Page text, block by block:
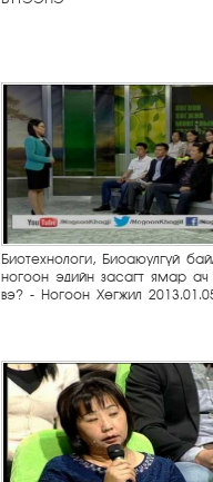
Биотехнологи, Биоаюулгүй
ногоон эдийн засагт ямар ач
вэ? - Ногоон Хөгжил